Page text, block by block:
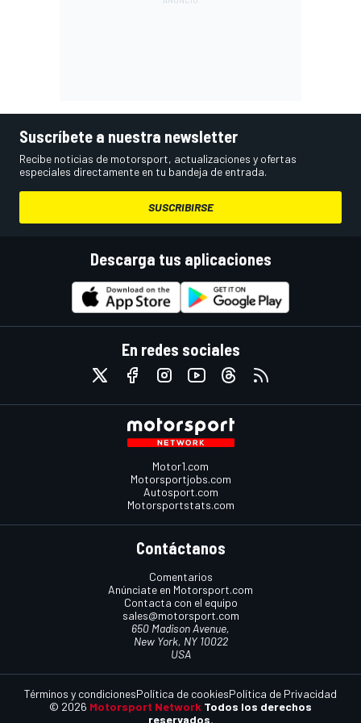
Suscríbete a nuestra newsletter
Recibe noticias de motorsport, actualizaciones y ofertas
especiales directamente en tu bandeja de entrada.
SUSCRIBIRSE
Descarga tus aplicaciones
En redes sociales
Motor1.com
Motorsportjobs.com
Autosport.com
Motorsportstats.com
Contáctanos
Comentarios
Anúnciate en Motorsport.com
Contacta con el equipo
sales@motorsport.com
650 Madison Avenue,
New York, NY 10022
USA
© 2026 Motorsport Network Todos los derechos
reservados.
Términos y condicionesPolítica de cookiesPolítica de Privacidad